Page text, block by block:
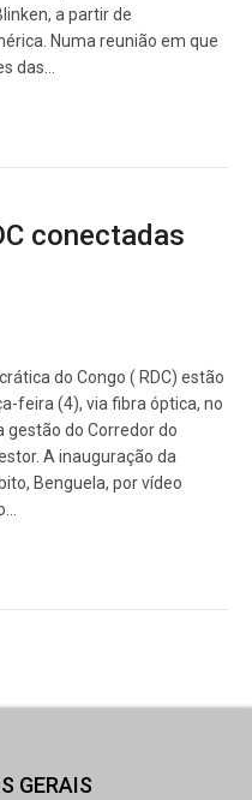
a partir de
Numa reunião em que
das…
conectadas
do Congo ( RDC) estão
feira (4), via fibra óptica, no
do Corredor do
A inauguração da
Benguela, por vídeo
GERAIS